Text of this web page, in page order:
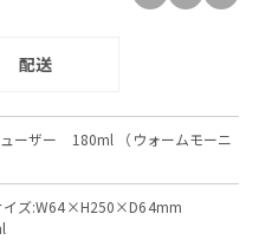
配送
ューザー 180ml （ウォームモーニ
イズ:W64×H250×D64mm